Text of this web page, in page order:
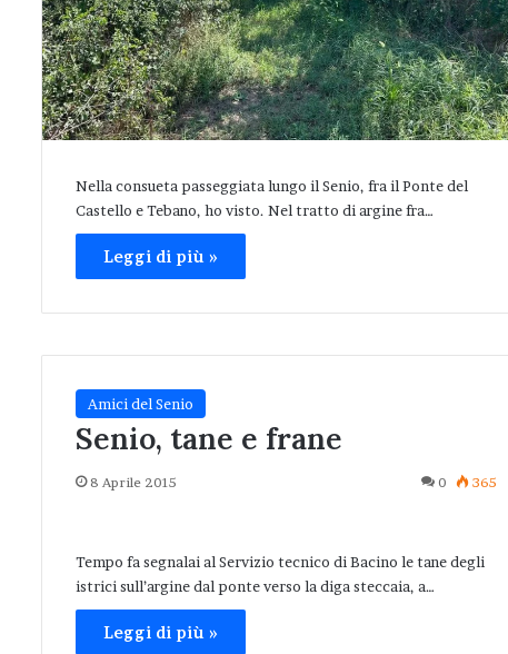
Nella consueta passeggiata lungo il Senio, fra il Ponte del
Castello e Tebano, ho visto. Nel tratto di argine fra…
Leggi di più »
Amici del Senio
Senio, tane e frane
8 Aprile 2015 0 365
Tempo fa segnalai al Servizio tecnico di Bacino le tane degli
istrici sull’argine dal ponte verso la diga steccaia, a…
Leggi di più »